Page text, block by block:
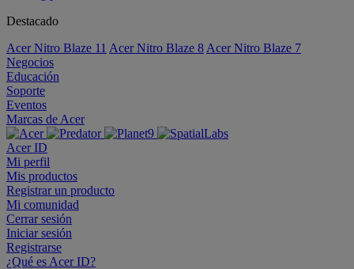
Destacado
Acer Nitro Blaze 11 Acer Nitro Blaze 8 Acer Nitro Blaze 7
Negocios
Educación
Soporte
Eventos
Marcas de Acer
Acer ID
Mi perfil
Mis productos
Registrar un producto
Mi comunidad
Cerrar sesión
Iniciar sesión
Registrarse
¿Qué es Acer ID?